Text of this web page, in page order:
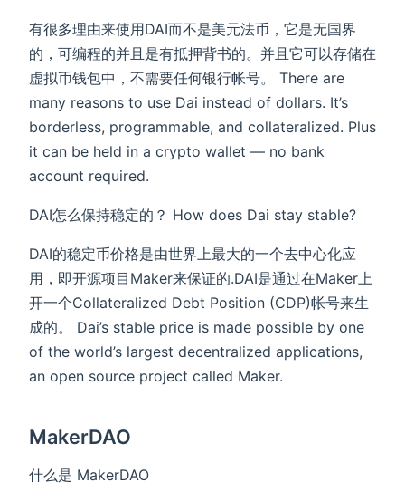
有很多理由来使用DAI而不是美元法币，它是无国界
的，可编程的并且是有抵押背书的。并且它可以存储在
虚拟币钱包中，不需要任何银行帐号。 There are
many reasons to use Dai instead of dollars. It’s
borderless, programmable, and collateralized. Plus
it can be held in a crypto wallet — no bank
account required.
DAI怎么保持稳定的？ How does Dai stay stable?
DAI的稳定币价格是由世界上最大的一个去中心化应
用，即开源项目Maker来保证的.DAI是通过在Maker上
开一个Collateralized Debt Position (CDP)帐号来生
成的。 Dai’s stable price is made possible by one
of the world’s largest decentralized applications,
an open source project called Maker.
MakerDAO
什么是 MakerDAO